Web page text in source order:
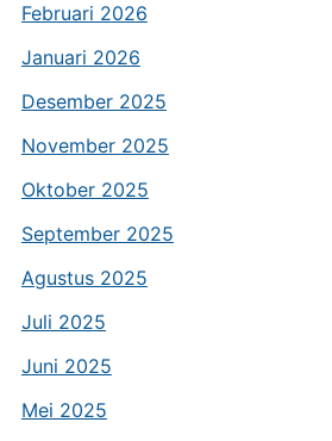
Februari 2026
Januari 2026
Desember 2025
November 2025
Oktober 2025
September 2025
Agustus 2025
Juli 2025
Juni 2025
Mei 2025